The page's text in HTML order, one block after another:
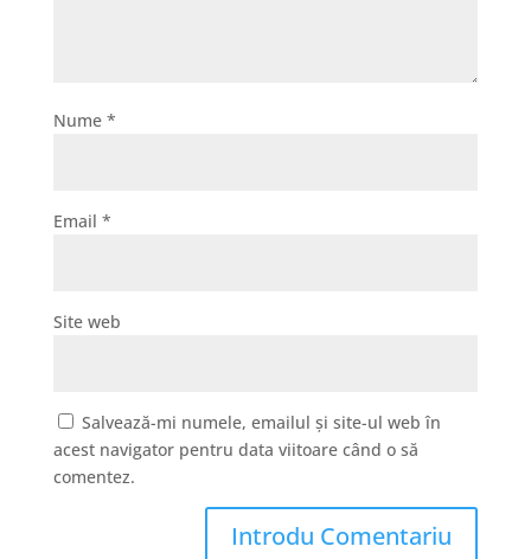
Nume *
Email *
Site web
Salvează-mi numele, emailul și site-ul web în
acest navigator pentru data viitoare când o să
comentez.